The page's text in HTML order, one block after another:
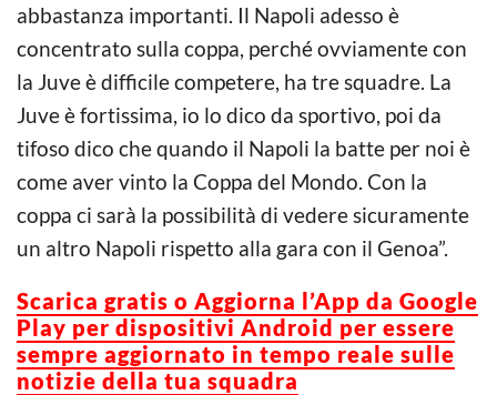
abbastanza importanti. Il Napoli adesso è
concentrato sulla coppa, perché ovviamente con
la Juve è difficile competere, ha tre squadre. La
Juve è fortissima, io lo dico da sportivo, poi da
tifoso dico che quando il Napoli la batte per noi è
come aver vinto la Coppa del Mondo. Con la
coppa ci sarà la possibilità di vedere sicuramente
un altro Napoli rispetto alla gara con il Genoa”.
Scarica gratis o Aggiorna l’App da Google
Play per dispositivi Android per essere
sempre aggiornato in tempo reale sulle
notizie della tua squadra